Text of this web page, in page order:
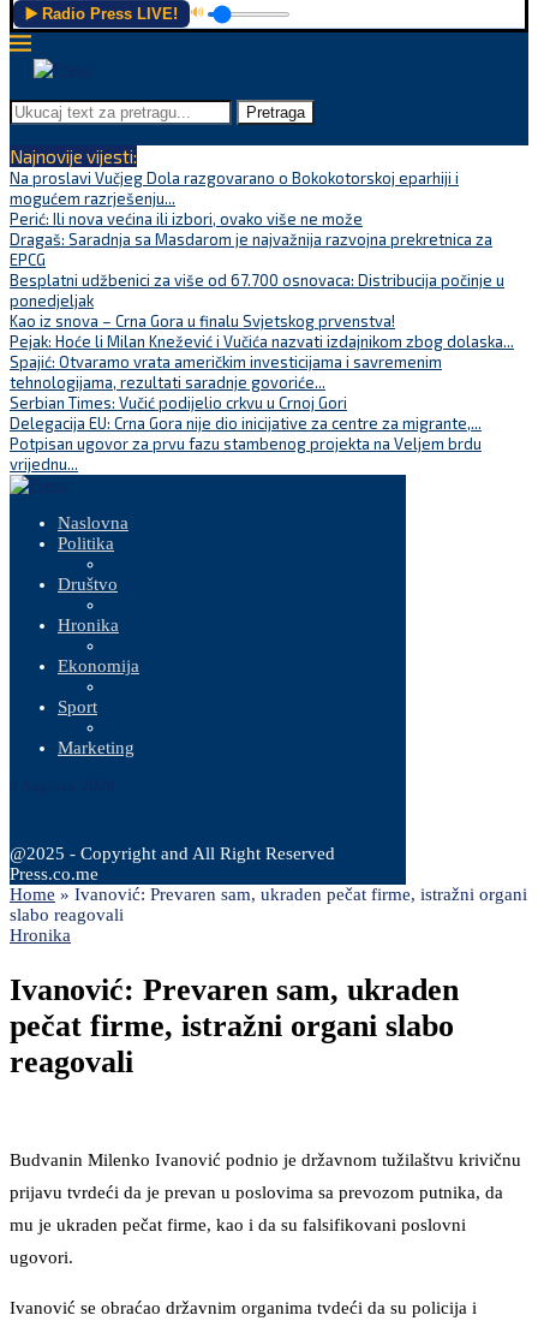
▶️ Radio Press LIVE! 🔊
Pretraga
Najnovije vijesti:
Na proslavi Vučjeg Dola razgovarano o Bokokotorskoj eparhiji i
mogućem razrješenju...
Perić: Ili nova većina ili izbori, ovako više ne može
Dragaš: Saradnja sa Masdarom je najvažnija razvojna prekretnica za
EPCG
Besplatni udžbenici za više od 67.700 osnovaca: Distribucija počinje u
ponedjeljak
Kao iz snova – Crna Gora u finalu Svjetskog prvenstva!
Pejak: Hoće li Milan Knežević i Vučića nazvati izdajnikom zbog dolaska...
Spajić: Otvaramo vrata američkim investicijama i savremenim
tehnologijama, rezultati saradnje govoriće...
Serbian Times: Vučić podijelio crkvu u Crnoj Gori
Delegacija EU: Crna Gora nije dio inicijative za centre za migrante,...
Potpisan ugovor za prvu fazu stambenog projekta na Veljem brdu
vrijednu...
Naslovna
Politika
Društvo
Hronika
Ekonomija
Sport
Marketing
@2025 - Copyright and All Right Reserved
Press.co.me
Home » Ivanović: Prevaren sam, ukraden pečat firme, istražni organi
slabo reagovali
Hronika
Ivanović: Prevaren sam, ukraden
pečat firme, istražni organi slabo
reagovali
Budvanin Milenko Ivanović podnio je državnom tužilaštvu krivičnu
prijavu tvrdeći da je prevan u poslovima sa prevozom putnika, da
mu je ukraden pečat firme, kao i da su falsifikovani poslovni
ugovori.
Ivanović se obraćao državnim organima tvdeći da su policija i